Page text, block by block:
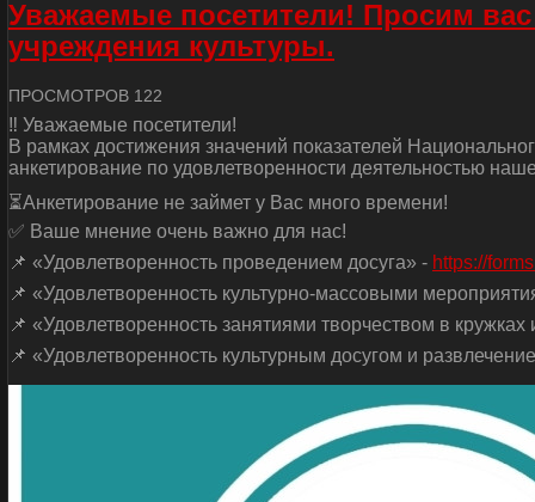
Уважаемые посетители! Просим
учреждения культуры.
ПРОСМОТРОВ 122
‼ Уважаемые посетители!
В рамках достижения значений показателей
анкетирование по удовлетворенности деятельностью
⏳Анкетирование не займет у Вас много времени!
✅ Ваше мнение очень важно для нас!
📌 «Удовлетворенность проведением досуга» - https://
📌 «Удовлетворенность культурно-массовыми
📌 «Удовлетворенность занятиями творчеством в кружках
📌 «Удовлетворенность культурным досугом и